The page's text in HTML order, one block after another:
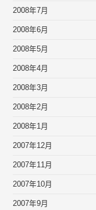
2008年7月
2008年6月
2008年5月
2008年4月
2008年3月
2008年2月
2008年1月
2007年12月
2007年11月
2007年10月
2007年9月